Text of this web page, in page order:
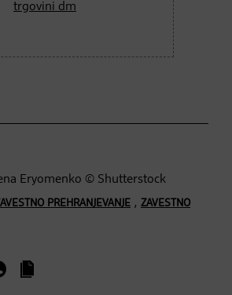
trgovini dm
Eryomenko © Shutterstock
PREHRANJEVANJE , ZAVESTNO